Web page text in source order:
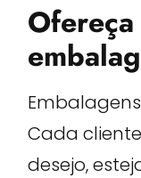
Cada
desejo,